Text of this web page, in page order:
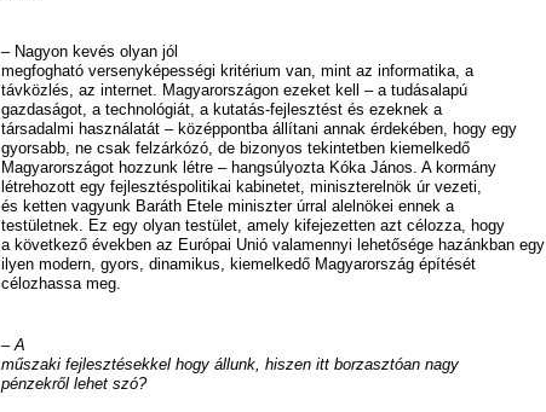
– Nagyon kevés olyan jól
megfogható versenyképességi kritérium van, mint az informatika, a
távközlés, az internet. Magyarországon ezeket kell – a tudásalapú
gazdaságot, a technológiát, a kutatás-fejlesztést és ezeknek a
társadalmi használatát – középpontba állítani annak érdekében, hogy egy
gyorsabb, ne csak felzárkózó, de bizonyos tekintetben kiemelkedő
Magyarországot hozzunk létre – hangsúlyozta Kóka János. A kormány
létrehozott egy fejlesztéspolitikai kabinetet, miniszterelnök úr vezeti,
és ketten vagyunk Baráth Etele miniszter úrral alelnökei ennek a
testületnek. Ez egy olyan testület, amely kifejezetten azt célozza, hogy
a következő években az Európai Unió valamennyi lehetősége hazánkban egy
ilyen modern, gyors, dinamikus, kiemelkedő Magyarország építését
célozhassa meg.
– A
műszaki fejlesztésekkel hogy állunk, hiszen itt borzasztóan nagy
pénzekről lehet szó?